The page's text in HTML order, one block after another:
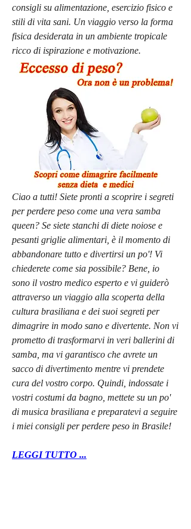
consigli su alimentazione, esercizio fisico e
stili di vita sani. Un viaggio verso la forma
fisica desiderata in un ambiente tropicale
ricco di ispirazione e motivazione.
Ciao a tutti! Siete pronti a scoprire i segreti
per perdere peso come una vera samba
queen? Se siete stanchi di diete noiose e
pesanti griglie alimentari, è il momento di
abbandonare tutto e divertirsi un po'! Vi
chiederete come sia possibile? Bene, io
sono il vostro medico esperto e vi guiderò
attraverso un viaggio alla scoperta della
cultura brasiliana e dei suoi segreti per
dimagrire in modo sano e divertente. Non vi
prometto di trasformarvi in veri ballerini di
samba, ma vi garantisco che avrete un
sacco di divertimento mentre vi prendete
cura del vostro corpo. Quindi, indossate i
vostri costumi da bagno, mettete su un po'
di musica brasiliana e preparatevi a seguire
i miei consigli per perdere peso in Brasile!
LEGGI TUTTO ...